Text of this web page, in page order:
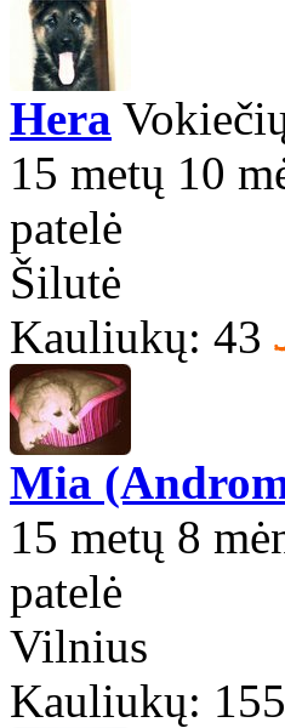
Hera
15 metų 10
patelė
Šilutė
Kauliukų: 43
Mia
15 metų 8
patelė
Vilnius
Kauliukų: 155